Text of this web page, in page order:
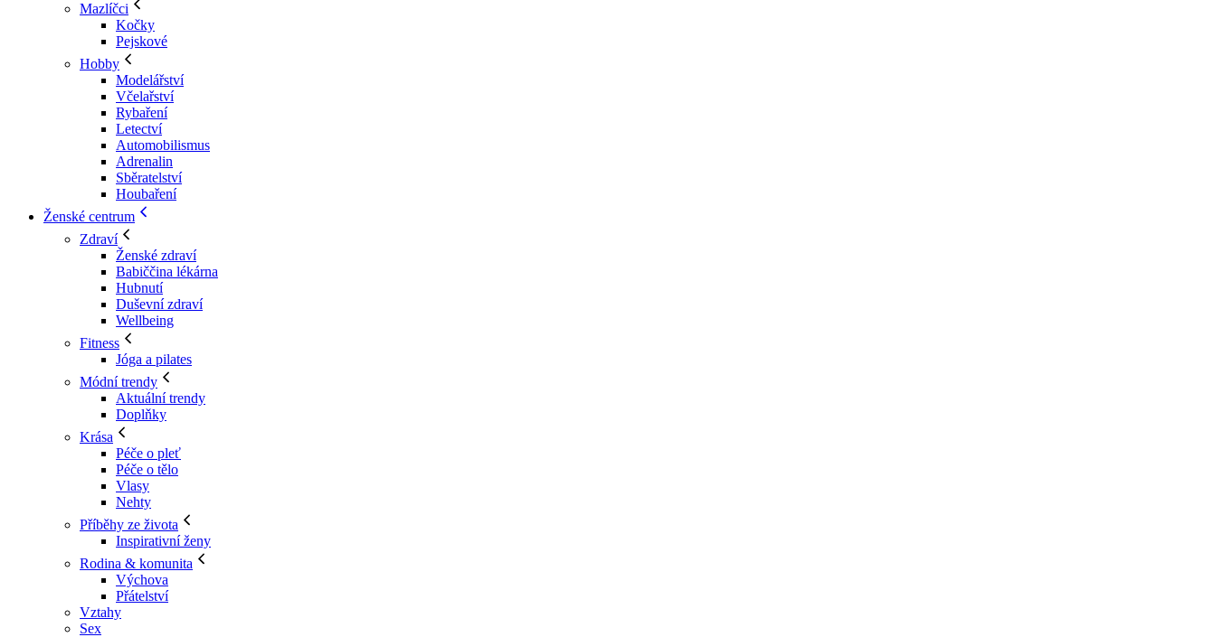
Mazlíčci
Kočky
Pejskové
Hobby
Modelářství
Včelařství
Rybaření
Letectví
Automobilismus
Adrenalin
Sběratelství
Houbaření
Ženské centrum
Zdraví
Ženské zdraví
Babiččina lékárna
Hubnutí
Duševní zdraví
Wellbeing
Fitness
Jóga a pilates
Módní trendy
Aktuální trendy
Doplňky
Krása
Péče o pleť
Péče o tělo
Vlasy
Nehty
Příběhy ze života
Inspirativní ženy
Rodina & komunita
Výchova
Přátelství
Vztahy
Sex